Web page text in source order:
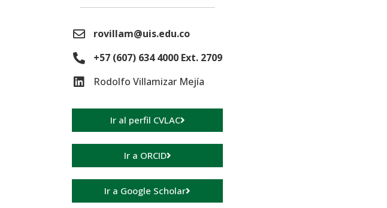
rovillam@uis.edu.co
+57 (607) 634 4000 Ext. 2709
Rodolfo Villamizar Mejía
Ir al perfil CVLAC
Ir a ORCID
Ir a Google Scholar